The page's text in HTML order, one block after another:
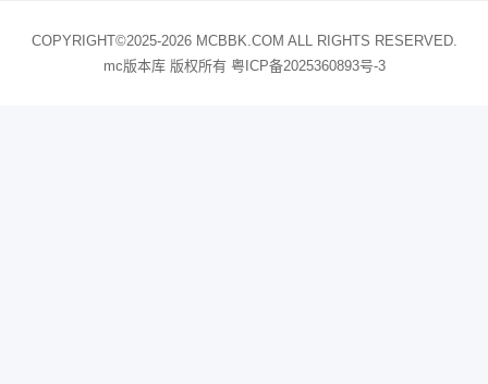
COPYRIGHT©2025-2026 MCBBK.COM ALL RIGHTS RESERVED.
mc版本库 版权所有 粤ICP备2025360893号-3